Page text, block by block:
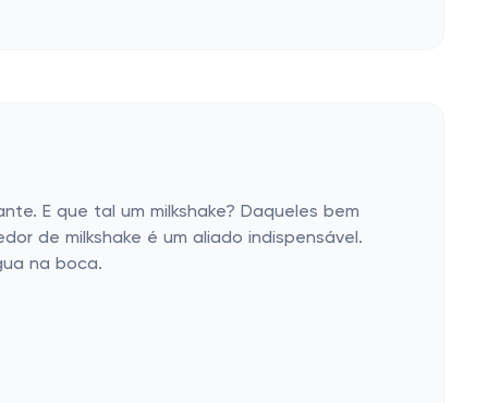
E que tal um milkshake? Daqueles bem
de milkshake é um aliado indispensável.
na boca.